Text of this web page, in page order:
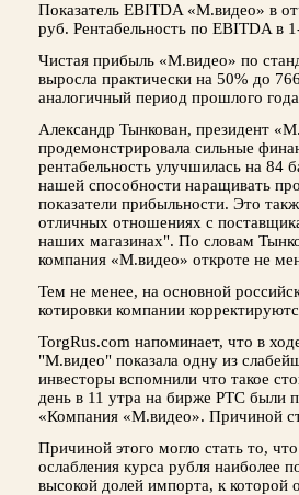
Показатель EBITDA «М.видео» в
руб. Рентабельность по EBITDA в
Чистая прибыль «М.видео» по
выросла практически на 50% до
аналогичный период прошлого
Александр Тынкован, президент
продемонстрировала сильные
рентабельность улучшилась на 84
нашей способности наращивать
показатели прибыльности. Это
отличных отношениях с
наших магазинах". По словам
компания «М.видео» откроте не
Тем не менее, на основной
котировки компании
TorgRus.com напоминает, что в
"М.видео" показала одну из
инвесторы вспомнили что такое
день в 11 утра на бирже РТС были
«Компания «М.видео». Причиной
Причиной этого могло стать то,
ослабления курса рубля наиболее
высокой долей импорта, к которой